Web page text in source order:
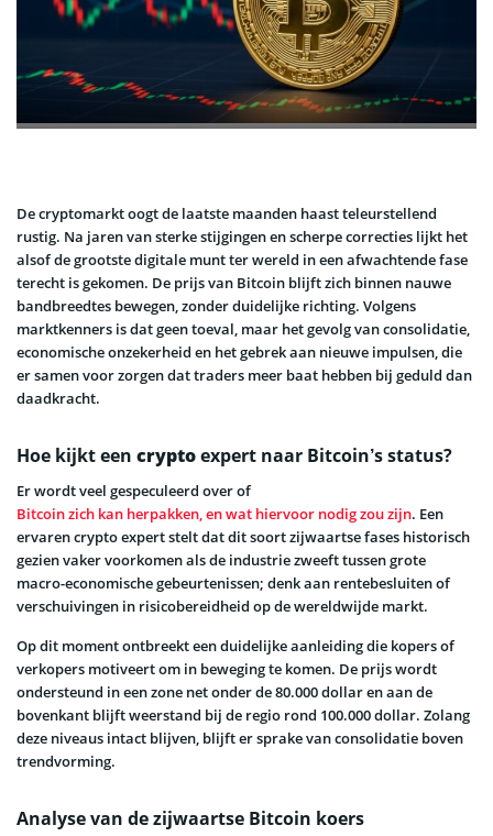
De cryptomarkt oogt de laatste maanden haast teleurstellend
rustig. Na jaren van sterke stijgingen en scherpe correcties lijkt het
alsof de grootste digitale munt ter wereld in een afwachtende fase
terecht is gekomen. De prijs van Bitcoin blijft zich binnen nauwe
bandbreedtes bewegen, zonder duidelijke richting. Volgens
marktkenners is dat geen toeval, maar het gevolg van consolidatie,
economische onzekerheid en het gebrek aan nieuwe impulsen, die
er samen voor zorgen dat traders meer baat hebben bij geduld dan
daadkracht.
Hoe kijkt een cryptoexpert naar Bitcoin’s status?
Er wordt veel gespeculeerd over of
Bitcoin zich kan herpakken, en wat hiervoor nodig zou zijn. Een
ervaren crypto expert stelt dat dit soort zijwaartse fases historisch
gezien vaker voorkomen als de industrie zweeft tussen grote
macro-economische gebeurtenissen; denk aan rentebesluiten of
verschuivingen in risicobereidheid op de wereldwijde markt.
Op dit moment ontbreekt een duidelijke aanleiding die kopers of
verkopers motiveert om in beweging te komen. De prijs wordt
ondersteund in een zone net onder de 80.000 dollar en aan de
bovenkant blijft weerstand bij de regio rond 100.000 dollar. Zolang
deze niveaus intact blijven, blijft er sprake van consolidatie boven
trendvorming.
Analyse van de zijwaartse Bitcoin koers